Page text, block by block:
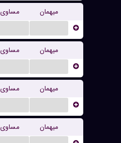
مساوی
میهمان
مساوی
میهمان
مساوی
میهمان
مساوی
میهمان